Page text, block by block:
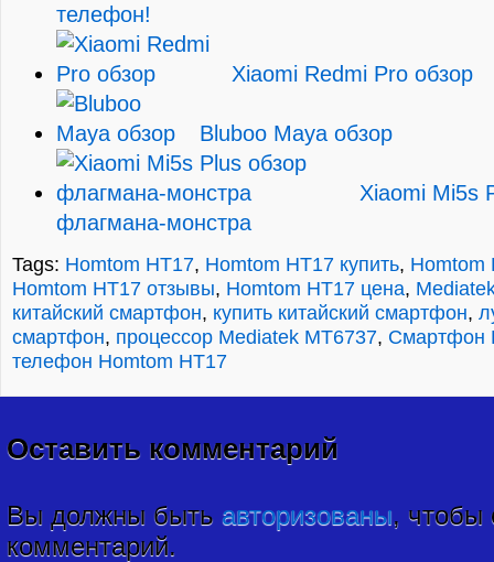
телефон!
Xiaomi Redmi Pro обзор
Bluboo Maya обзор
Xiaomi Mi5s
флагмана-монстра
Tags: Homtom HT17, Homtom HT17 купить, Homtom
Homtom HT17 отзывы, Homtom HT17 цена,
китайский смартфон, купить китайский смартфон,
смартфон, процессор Mediatek MT6737, Смартфон
телефон Homtom HT17
Оставить комментарий
Вы должны быть авторизованы, чтобы
комментарий.